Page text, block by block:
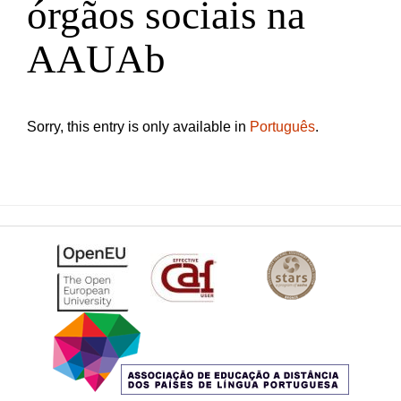
órgãos sociais na
AAUAb
Sorry, this entry is only available in Português.